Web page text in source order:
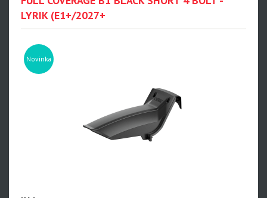
Revelation
Pike
LYRIK (E1+/2027+
Novinka